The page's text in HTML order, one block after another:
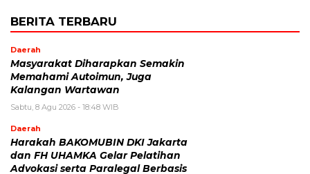
BERITA TERBARU
Daerah
Masyarakat Diharapkan Semakin
Memahami Autoimun, Juga
Kalangan Wartawan
Sabtu, 8 Agu 2026 - 18:48 WIB
Daerah
Harakah BAKOMUBIN DKI Jakarta
dan FH UHAMKA Gelar Pelatihan
Advokasi serta Paralegal Berbasis